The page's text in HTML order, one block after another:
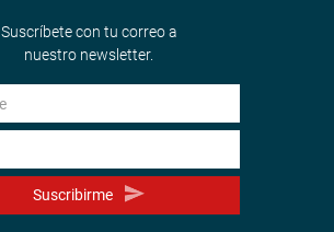
Suscríbete con tu correo a
nuestro newsletter.
Suscribirme